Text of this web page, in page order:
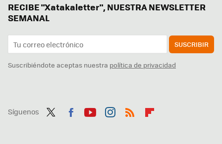
RECIBE "Xatakaletter", NUESTRA NEWSLETTER
SEMANAL
SUSCRIBIR
Suscribiéndote aceptas nuestra política de privacidad
Síguenos